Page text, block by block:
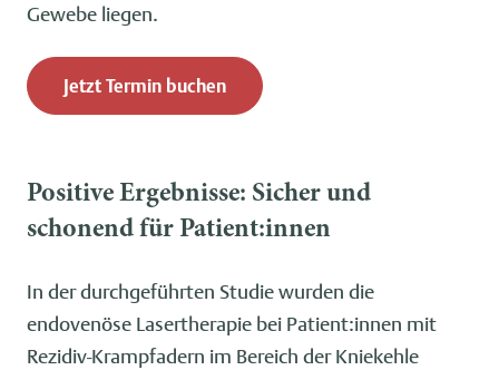
Gewebe liegen.
Jetzt Termin buchen
Positive Ergebnisse: Sicher und
schonend für Patient:innen
In der durchgeführten Studie wurden die
endovenöse Lasertherapie bei Patient:innen mit
Rezidiv-Krampfadern im Bereich der Kniekehle